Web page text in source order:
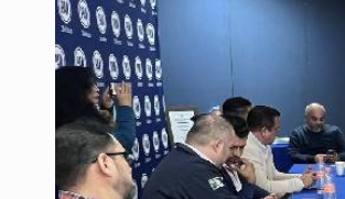
Jalisco
Asesinan a
Investigan
Desarticulan
Fallece